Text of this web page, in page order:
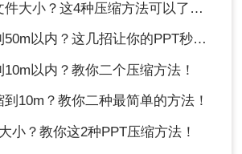
大小？这4种压缩方法可以了解下！
以内？这几招让你的PPT秒瘦身！
以内？教你二个压缩方法！
10m？教你二种最简单的方法！
小？教你这2种PPT压缩方法！